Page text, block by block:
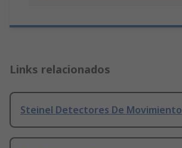
Links relacionados
Steinel Detectores De Movimiento